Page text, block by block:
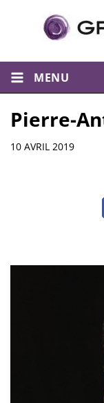
MENU
Pierre-
10 AVRIL 2019